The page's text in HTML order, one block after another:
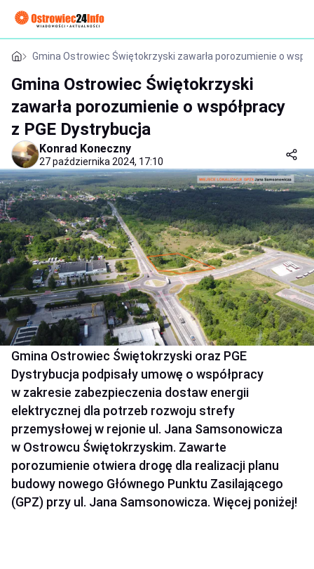
Gmina Ostrowiec Świętokrzyski zawarła porozumienie o
Gmina Ostrowiec Świętokrzyski
zawarła porozumienie o współpracy
z PGE Dystrybucja
Konrad Koneczny
27 października 2024, 17:10
Gmina Ostrowiec Świętokrzyski oraz PGE
Dystrybucja podpisały umowę o współpracy
w zakresie zabezpieczenia dostaw energii
elektrycznej dla potrzeb rozwoju strefy
przemysłowej w rejonie ul. Jana Samsonowicza
w Ostrowcu Świętokrzyskim. Zawarte
porozumienie otwiera drogę dla realizacji planu
budowy nowego Głównego Punktu Zasilającego
(GPZ) przy ul. Jana Samsonowicza. Więcej poniżej!